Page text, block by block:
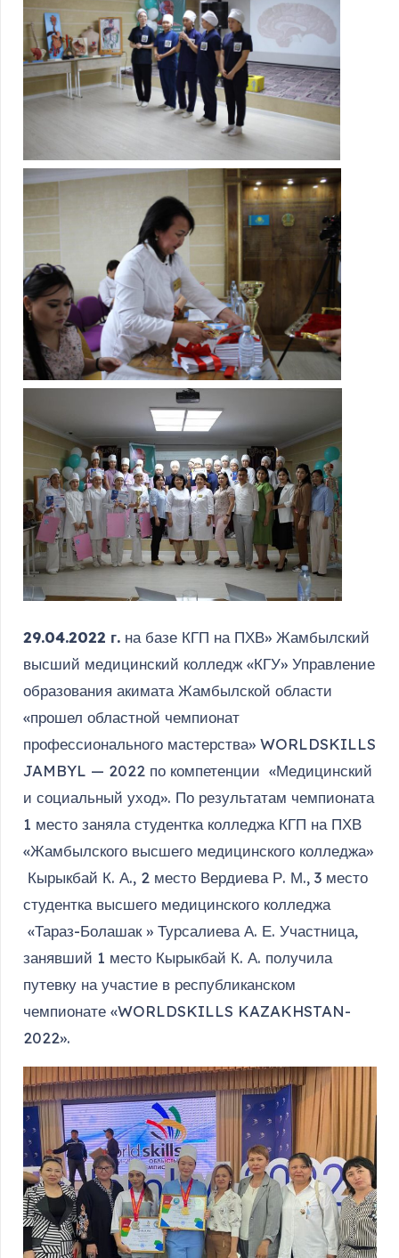
29.04.2022 г.на базе КГП на ПХВ» Жамбылский
высший медицинский колледж «КГУ» Управление
образования акимата Жамбылской области
«прошел областной чемпионат
профессионального мастерства» WORLDSKILLS
JAMBYL — 2022 по компетенции «Медицинский
и социальный уход». По результатам чемпионата
1 место заняла студентка колледжа КГП на ПХВ
«Жамбылского высшего медицинского колледжа»
Кырыкбай К. А., 2 место Вердиева Р. М., 3 место
студентка высшего медицинского колледжа
«Тараз-Болашак » Турсалиева А. Е. Участница,
занявший 1 место Кырыкбай К. А. получила
путевку на участие в республиканском
чемпионате «WORLDSKILLS KAZAKHSTAN-
2022».